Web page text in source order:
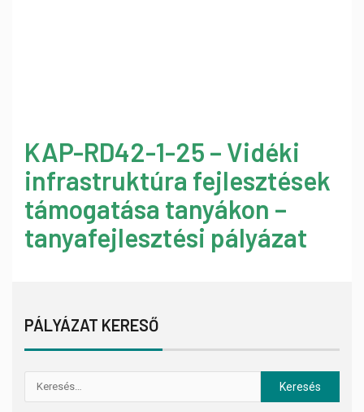
KAP-RD42-1-25 – Vidéki
infrastruktúra fejlesztések
támogatása tanyákon –
tanyafejlesztési pályázat
PÁLYÁZAT KERESŐ